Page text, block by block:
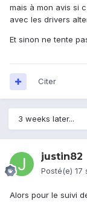
mais à mon avis si
avec les drivers
Et sinon ne tente
Citer
3 weeks later...
justin82
Posté(e) 17
Alors pour le suivi